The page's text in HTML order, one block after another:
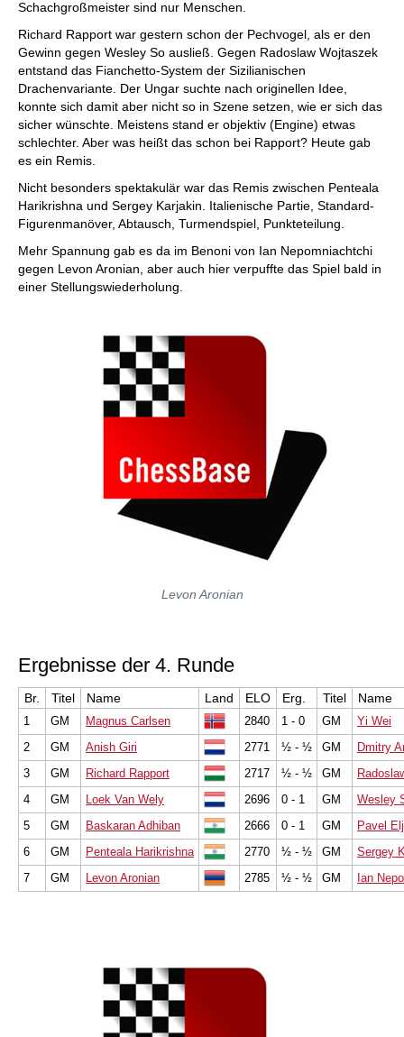
Schachgroßmeister sind nur Menschen.
Richard Rapport war gestern schon der Pechvogel, als er den
Gewinn gegen Wesley So ausließ. Gegen Radoslaw Wojtaszek
entstand das Fianchetto-System der Sizilianischen
Drachenvariante. Der Ungar suchte nach originellen Idee,
konnte sich damit aber nicht so in Szene setzen, wie er sich das
sicher wünschte. Meistens stand er objektiv (Engine) etwas
schlechter. Aber was heißt das schon bei Rapport? Heute gab
es ein Remis.
Nicht besonders spektakulär war das Remis zwischen Penteala
Harikrishna und Sergey Karjakin. Italienische Partie, Standard-
Figurenmanöver, Abtausch, Turmendspiel, Punkteteilung.
Mehr Spannung gab es da im Benoni von Ian Nepomniachtchi
gegen Levon Aronian, aber auch hier verpuffte das Spiel bald in
einer Stellungswiederholung.
Levon Aronian
Ergebnisse der 4. Runde
Br. Titel Name Land ELO Erg. Titel Name
1 GM Magnus Carlsen 2840 1 - 0 GM
Yi Wei
2
GM Anish Giri 2771 ½ - ½ GM
Dmitry
3
GM Richard Rapport 2717 ½ - ½ GM
4
GM Loek Van Wely 2696 0 - 1 GM
Wesley
5
GM Baskaran Adhiban 2666 0 - 1 GM
Pavel
6
GM Penteala Harikrishna 2770 ½ - ½ GM
Sergey
7
GM Levon Aronian 2785 ½ - ½ GM Ian